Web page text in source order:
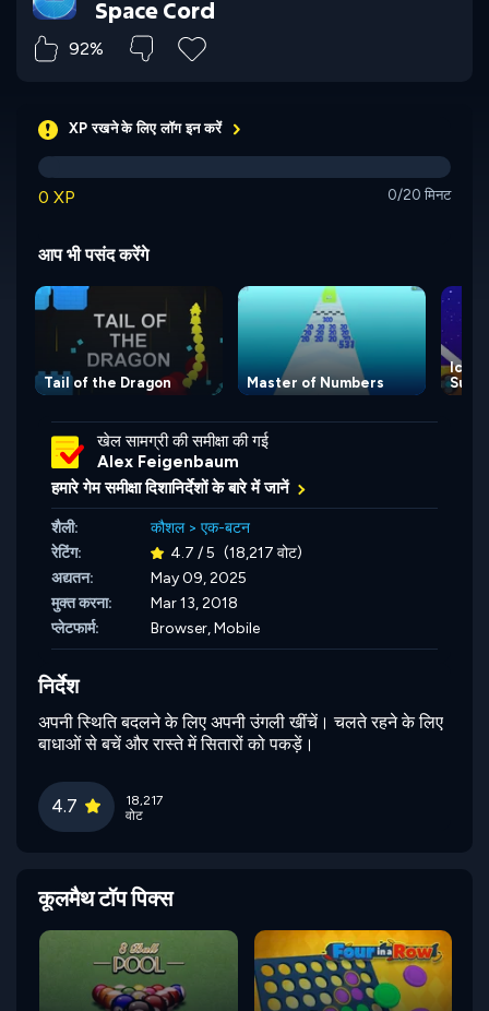
Space Cord
92%
XP रखने के लिए लॉग इन करें
0 XP 0/20 मिनट
आप भी पसंद करेंगे
Tail of the Dragon Master of Numbers
Icy
खेल सामग्री की समीक्षा की गई
Alex Feigenbaum
हमारे गेम समीक्षा दिशानिर्देशों के बारे में जानें
शैली: कौशल> एक-बटन
रेटिंग:
4.7 / 5 (18,217 वोट)
अद्यतन:
May 09, 2025
मुक्त करना:
Mar 13, 2018
प्लेटफार्म:
Browser, Mobile
निर्देश
अपनी स्थिति बदलने के लिए अपनी उंगली खींचें। चलते रहने के लिए
बाधाओं से बचें और रास्ते में सितारों को पकड़ें।
4.7
18,217
वोट
कूलमैथ टॉप पिक्स